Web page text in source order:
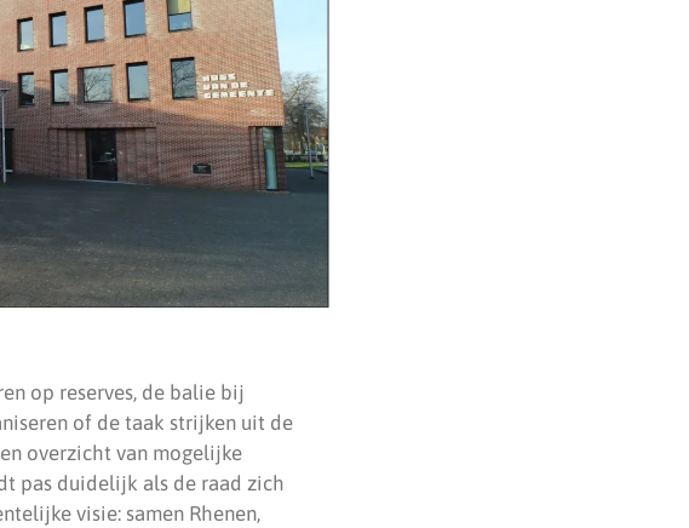
op reserves, de balie bij
of de taak strijken uit de
overzicht van mogelijke
pas duidelijk als de raad zich
visie: samen Rhenen,